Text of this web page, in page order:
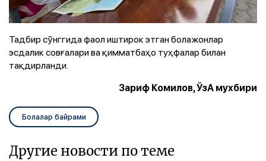
Тадбир сўнггида фаол иштирок этган болажонлар
эсдалик совғалари ва қимматбаҳо туҳфалар билан
тақдирланди.
Зариф Комилов, ЎзА мухбири
Болалар байрами
Другие новости по теме